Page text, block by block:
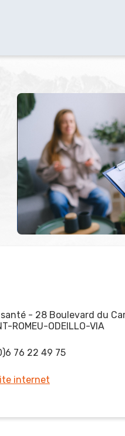
- 28 Boulevard du
ROMEU-ODEILLO-VIA
76 22 49 75
internet